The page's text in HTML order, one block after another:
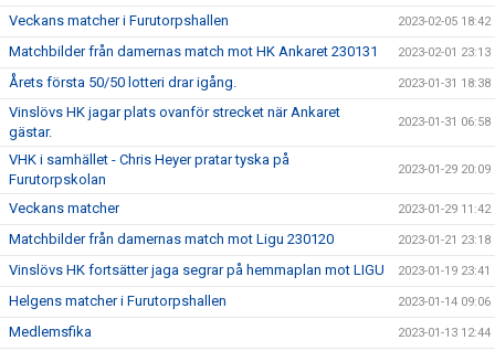
Veckans matcher i Furutorpshallen 2023-02-05 18:42
Matchbilder från damernas match mot HK Ankaret 230131 2023-02-01 23:13
Årets första 50/50 lotteri drar igång. 2023-01-31 18:38
Vinslövs HK jagar plats ovanför strecket när Ankaret
gästar.
2023-01-31 06:58
VHK i samhället - Chris Heyer pratar tyska på
Furutorpskolan
2023-01-29 20:09
Veckans matcher 2023-01-29 11:42
Matchbilder från damernas match mot Ligu 230120 2023-01-21 23:18
Vinslövs HK fortsätter jaga segrar på hemmaplan mot LIGU 2023-01-19 23:41
Helgens matcher i Furutorpshallen 2023-01-14 09:06
Medlemsfika 2023-01-13 12:44